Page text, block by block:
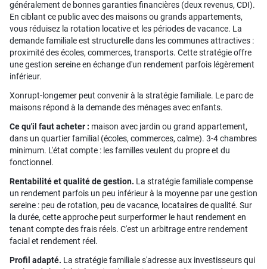
généralement de bonnes garanties financières (deux revenus, CDI).
En ciblant ce public avec des maisons ou grands appartements,
vous réduisez la rotation locative et les périodes de vacance. La
demande familiale est structurelle dans les communes attractives :
proximité des écoles, commerces, transports. Cette stratégie offre
une gestion sereine en échange d'un rendement parfois légèrement
inférieur.
Xonrupt-longemer peut convenir à la stratégie familiale. Le parc de
maisons répond à la demande des ménages avec enfants.
Ce qu'il faut acheter : maison avec jardin ou grand appartement,
dans un quartier familial (écoles, commerces, calme). 3-4 chambres
minimum. L'état compte : les familles veulent du propre et du
fonctionnel.
Rentabilité et qualité de gestion. La stratégie familiale compense
un rendement parfois un peu inférieur à la moyenne par une gestion
sereine : peu de rotation, peu de vacance, locataires de qualité. Sur
la durée, cette approche peut surperformer le haut rendement en
tenant compte des frais réels. C'est un arbitrage entre rendement
facial et rendement réel.
Profil adapté. La stratégie familiale s'adresse aux investisseurs qui